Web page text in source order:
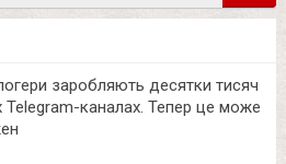
заробляють десятки тисяч
Telegram-каналах. Тепер це може